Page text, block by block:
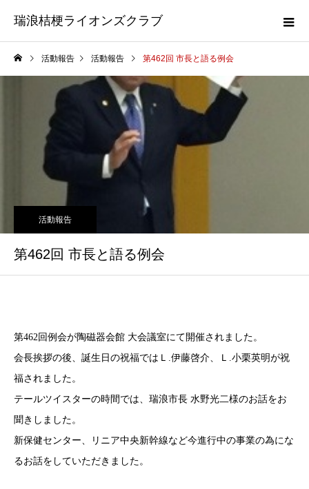
瑞浪桔梗ライオンズクラブ
活動報告 活動報告 第462回 市長と語る例会
活動報告
第462回 市長と語る例会
第462回例会が陶磁器会館 大会議室にて開催されました。
会長挨拶の後、誕生日の祝福ではＬ.伊藤啓介、Ｌ.小栗英明が祝
福されました。
テールツイスターの時間では、瑞浪市長 水野光二様のお話をお
聞きしました。
新保健センター、リニア中央新幹線など今進行中の事業の為にな
るお話をしていただきました。